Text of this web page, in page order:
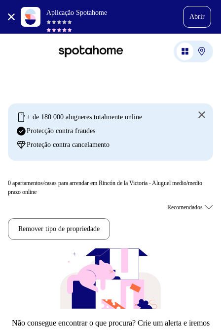
Aplicação Spotahome
Abrir
mobile + de 180 000 alugueres totalmente online
check_circleProtecção contra fraudes
diamondProteção contra cancelamento
0 apartamentos/casas para arrendar em Rincón de la Victoria - Aluguel medio/medio
prazo online
Remover tipo de propriedade
Não consegue encontrar o que procura? Crie um alerta e iremos